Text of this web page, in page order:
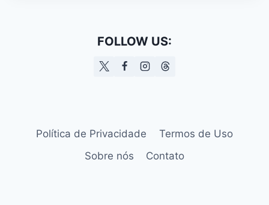
FOLLOW US:
Política de Privacidade
Termos de Uso
Sobre nós
Contato